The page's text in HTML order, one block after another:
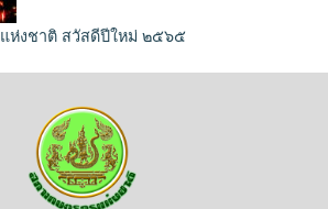
ห่งชาติ สวัสดีปีใหม่ ๒๕๖๕